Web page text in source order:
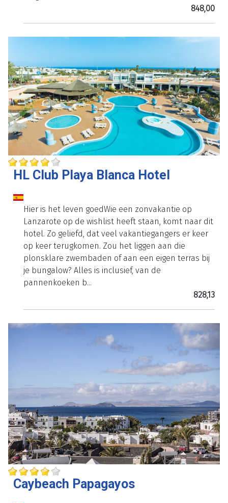
848,00
HL Club Playa Blanca Hotel
Hier is het leven goedWie een zonvakantie op
Lanzarote op de wishlist heeft staan, komt naar dit
hotel. Zo geliefd, dat veel vakantiegangers er keer
op keer terugkomen. Zou het liggen aan die
plonsklare zwembaden of aan een eigen terras bij
je bungalow? Alles is inclusief, van de
pannenkoeken b...
828,13
Caybeach Papagayos